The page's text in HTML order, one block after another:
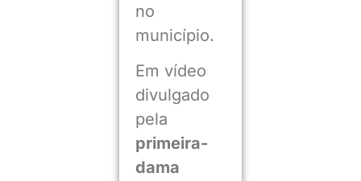
no
município.
Em vídeo
divulgado
pela
primeira-
dama